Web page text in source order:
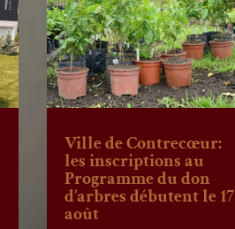
Ville de Contrecœur:
les inscriptions au
Programme du don
d’arbres débutent le 17
août